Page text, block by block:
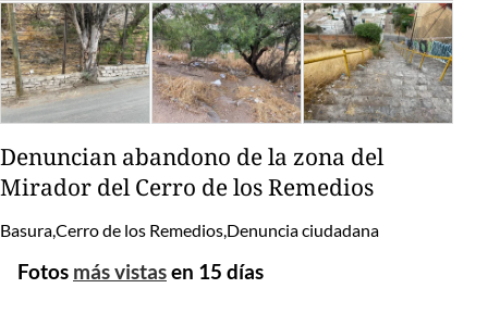
Denuncian abandono de la zona del
Mirador del Cerro de los Remedios
Basura,Cerro de los Remedios,Denuncia ciudadana
Fotos más vistasen 15 días